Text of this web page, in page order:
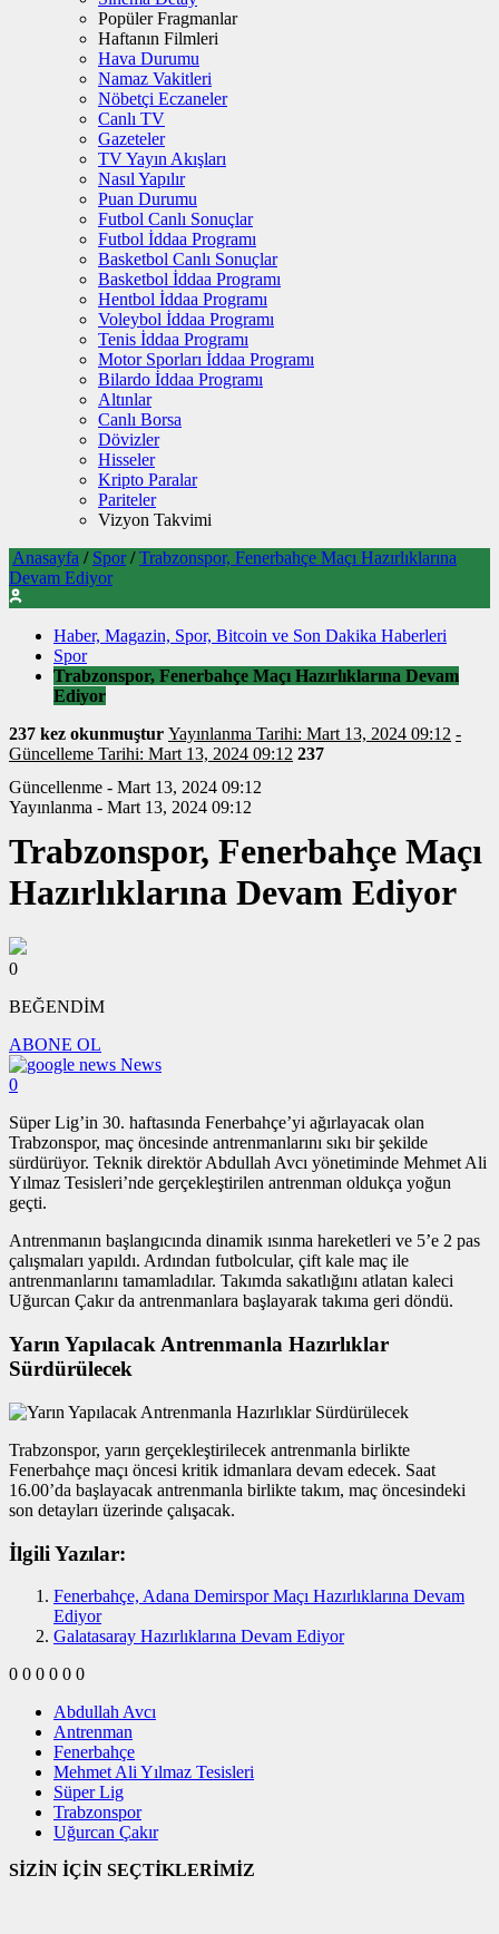
Popüler Fragmanlar
Haftanın Filmleri
Hava Durumu
Namaz Vakitleri
Nöbetçi Eczaneler
Canlı TV
Gazeteler
TV Yayın Akışları
Nasıl Yapılır
Puan Durumu
Futbol Canlı Sonuçlar
Futbol İddaa Programı
Basketbol Canlı Sonuçlar
Basketbol İddaa Programı
Hentbol İddaa Programı
Voleybol İddaa Programı
Tenis İddaa Programı
Motor Sporları İddaa Programı
Bilardo İddaa Programı
Altınlar
Canlı Borsa
Dövizler
Hisseler
Kripto Paralar
Pariteler
Vizyon Takvimi
Anasayfa / Spor / Trabzonspor, Fenerbahçe Maçı Hazırlıklarına
Devam Ediyor
Haber, Magazin, Spor, Bitcoin ve Son Dakika Haberleri
Spor
Trabzonspor, Fenerbahçe Maçı Hazırlıklarına Devam
Ediyor
237 kez okunmuştur Yayınlanma Tarihi: Mart 13, 2024 09:12 -
Güncelleme Tarihi: Mart 13, 2024 09:12 237
Güncellenme - Mart 13, 2024 09:12
Yayınlanma - Mart 13, 2024 09:12
Trabzonspor, Fenerbahçe Maçı
Hazırlıklarına Devam Ediyor
0
BEĞENDİM
ABONE OL
News
0
Süper Lig’in 30. haftasında Fenerbahçe’yi ağırlayacak olan
Trabzonspor, maç öncesinde antrenmanlarını sıkı bir şekilde
sürdürüyor. Teknik direktör Abdullah Avcı yönetiminde Mehmet Ali
Yılmaz Tesisleri’nde gerçekleştirilen antrenman oldukça yoğun
geçti.
Antrenmanın başlangıcında dinamik ısınma hareketleri ve 5’e 2 pas
çalışmaları yapıldı. Ardından futbolcular, çift kale maç ile
antrenmanlarını tamamladılar. Takımda sakatlığını atlatan kaleci
Uğurcan Çakır da antrenmanlara başlayarak takıma geri döndü.
Yarın Yapılacak Antrenmanla Hazırlıklar
Sürdürülecek
Trabzonspor, yarın gerçekleştirilecek antrenmanla birlikte
Fenerbahçe maçı öncesi kritik idmanlara devam edecek. Saat
16.00’da başlayacak antrenmanla birlikte takım, maç öncesindeki
son detayları üzerinde çalışacak.
İlgili Yazılar:
Fenerbahçe, Adana Demirspor Maçı Hazırlıklarına Devam
Ediyor
Galatasaray Hazırlıklarına Devam Ediyor
0 0 0 0 0 0
Abdullah Avcı
Antrenman
Fenerbahçe
Mehmet Ali Yılmaz Tesisleri
Süper Lig
Trabzonspor
Uğurcan Çakır
SİZİN İÇİN SEÇTİKLERİMİZ